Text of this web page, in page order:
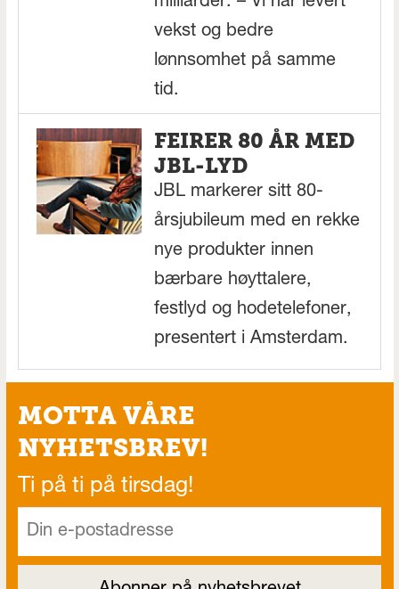
vekst og bedre
lønnsomhet på samme
tid.
FEIRER 80 ÅR MED
JBL-LYD
JBL markerer sitt 80-
årsjubileum med en rekke
nye produkter innen
bærbare høyttalere,
festlyd og hodetelefoner,
presentert i Amsterdam.
MOTTA VÅRE
NYHETSBREV!
Ti på ti på tirsdag!